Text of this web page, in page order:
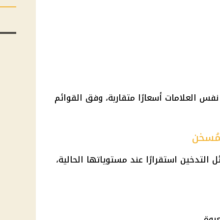
العلامات أسعارًا متقاربة، وفق القوائم
استقرارًا عند مستوياتها الحالية،